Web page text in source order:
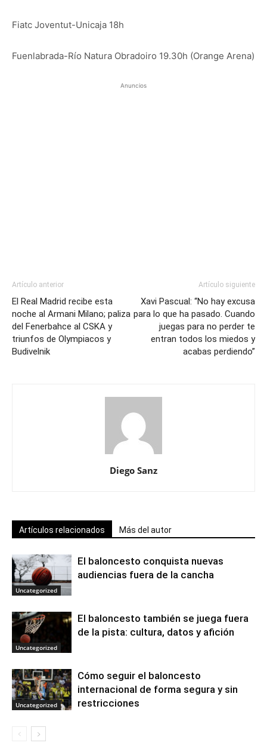
Fiatc Joventut-Unicaja 18h
Fuenlabrada-Río Natura Obradoiro 19.30h (Orange Arena)
Anuncios
Artículo anterior
El Real Madrid recibe esta
noche al Armani Milano; paliza
del Fenerbahce al CSKA y
triunfos de Olympiacos y
Budivelnik
Artículo siguiente
Xavi Pascual: “No hay excusa
para lo que ha pasado. Cuando
juegas para no perder te
entran todos los miedos y
acabas perdiendo”
Diego Sanz
Artículos relacionados Más del autor
Uncategorized
El baloncesto conquista nuevas
audiencias fuera de la cancha
Uncategorized
El baloncesto también se juega fuera
de la pista: cultura, datos y afición
Uncategorized
Cómo seguir el baloncesto
internacional de forma segura y sin
restricciones